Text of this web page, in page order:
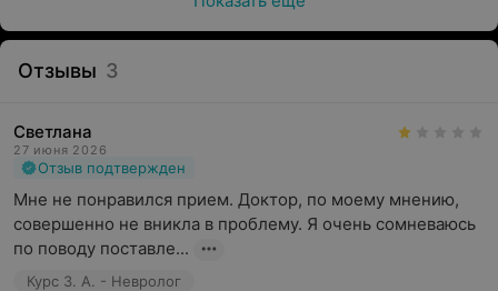
Отзывы 3
Светлана
27 июня 2026
Отзыв подтвержден
Мне не понравился прием. Доктор, по моему мнению,
совершенно не вникла в проблему. Я очень сомневаюсь
по поводу поставле...
Курс З. А. - Невролог